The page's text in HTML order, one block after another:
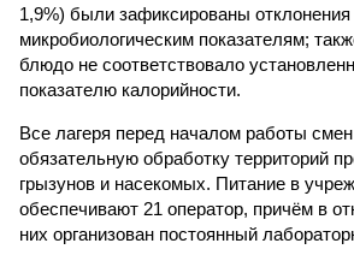
1,9%) были зафиксированы отклонения
микробиологическим показателям;
блюдо не соответствовало
показателю калорийности.
Все лагеря перед началом работы
обязательную обработку территорий
грызунов и насекомых. Питание в
обеспечивают 21 оператор, причём в
них организован постоянный